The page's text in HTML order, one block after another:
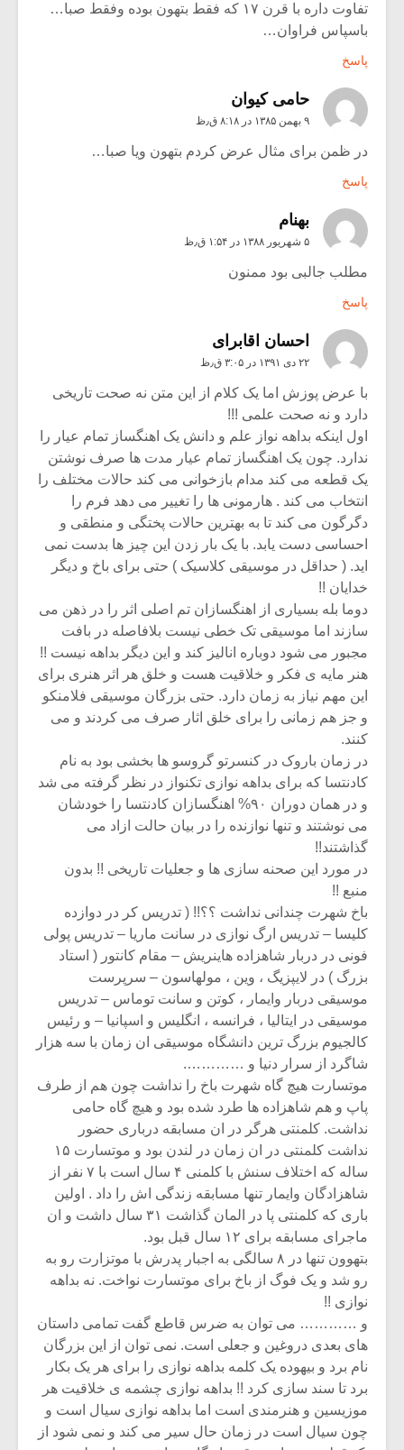
تفاوت داره با قرن ۱۷ که فقط بتهون بوده وفقط صبا…
باسپاس فراوان…
پاسخ
حامی کیوان
۹ بهمن ۱۳۸۵ در ۸:۱۸ ق٫ظ
در ظمن برای مثال عرض کردم بتهون ویا صبا…
پاسخ
بهنام
۵ شهریور ۱۳۸۸ در ۱:۵۴ ق٫ظ
مطلب جالبی بود ممنون
پاسخ
احسان اقابرای
۲۲ دی ۱۳۹۱ در ۳:۰۵ ق٫ظ
با عرض پوزش اما یک کلام از این متن نه صحت تاریخی
دارد و نه صحت علمی !!!
اول اینکه بداهه نواز علم و دانش یک اهنگساز تمام عیار را
ندارد. چون یک اهنگساز تمام عیار مدت ها صرف نوشتن
یک قطعه می کند مدام بازخوانی می کند حالات مختلف را
انتخاب می کند . هارمونی ها را تغییر می دهد فرم را
دگرگون می کند تا به بهترین حالات پختگی و منطقی و
احساسی دست یابد. با یک بار زدن این چیز ها بدست نمی
اید. ( حداقل در موسیقی کلاسیک ) حتی برای باخ و دیگر
خدایان !!
دوما بله بسیاری از اهنگسازان تم اصلی اثر را در ذهن می
سازند اما موسیقی تک خطی نیست بلافاصله در بافت
مجبور می شود دوباره انالیز کند و این دیگر بداهه نیست !!
هنر مایه ی فکر و خلاقیت هست و خلق هر اثر هنری برای
این مهم نیاز به زمان دارد. حتی بزرگان موسیقی فلامنکو
و جز هم زمانی را برای خلق اثار صرف می کردند و می
کنند.
در زمان باروک در کنسرتو گروسو ها بخشی بود به نام
کادنتسا که برای بداهه نوازی تکنواز در نظر گرفته می شد
و در همان دوران ۹۰% اهنگسازان کادنتسا را خودشان
می نوشتند و تنها نوازنده را در بیان حالت ازاد می
گذاشتند!!
در مورد این صحنه سازی ها و جعلیات تاریخی !! بدون
منبع !!
باخ شهرت چندانی نداشت ؟؟!! ( تدریس کر در دوازده
کلیسا – تدریس ارگ نوازی در سانت ماریا – تدریس پولی
فونی در دربار شاهزاده هاینریش – مقام کانتور ( استاد
بزرگ ) در لایپزیگ ، وین ، مولهاسون – سرپرست
موسیقی دربار وایمار ، کوتن و سانت توماس – تدریس
موسیقی در ایتالیا ، فرانسه ، انگلیس و اسپانیا – و رئیس
کالجیوم بزرگ ترین دانشگاه موسیقی ان زمان با سه هزار
شاگرد از سرار دنیا و ………….
موتسارت هیچ گاه شهرت باخ را نداشت چون هم از طرف
پاپ و هم شاهزاده ها طرد شده بود و هیچ گاه حامی
نداشت. کلمنتی هرگر در ان مسابقه درباری حضور
نداشت کلمنتی در ان زمان در لندن بود و موتسارت ۱۵
ساله که اختلاف سنش با کلمنی ۴ سال است با ۷ نفر از
شاهزادگان وایمار تنها مسابقه زندگی اش را داد . اولین
باری که کلمنتی پا در المان گذاشت ۳۱ سال داشت و ان
ماجرای مسابقه برای ۱۲ سال قبل بود.
بتهوون تنها در ۸ سالگی به اجبار پدرش با موتزارت رو به
رو شد و یک فوگ از باخ برای موتسارت نواخت. نه بداهه
نوازی !!
و ………… می توان به ضرس قاطع گفت تمامی داستان
های بعدی دروغین و جعلی است. نمی توان از این بزرگان
نام برد و بیهوده یک کلمه بداهه نوازی را برای هر یک بکار
برد تا سند سازی کرد !! بداهه نوازی چشمه ی خلاقیت هر
موزیسین و هنرمندی است اما بداهه نوازی سیال است و
چون سیال است در زمان حال سیر می کند و نمی شود از